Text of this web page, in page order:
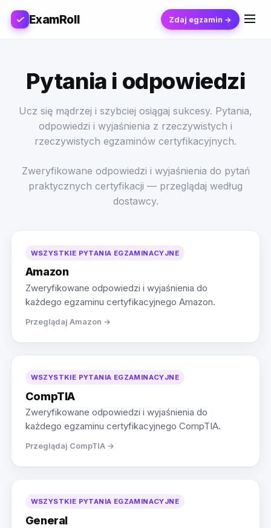
ExamRoll Zdaj egzamin →
Pytania i odpowiedzi
Ucz się mądrzej i szybciej osiągaj sukcesy. Pytania,
odpowiedzi i wyjaśnienia z rzeczywistych i
rzeczywistych egzaminów certyfikacyjnych.
Zweryfikowane odpowiedzi i wyjaśnienia do pytań
praktycznych certyfikacji — przeglądaj według
dostawcy.
WSZYSTKIE PYTANIA EGZAMINACYJNE
Amazon
Zweryfikowane odpowiedzi i wyjaśnienia do
każdego egzaminu certyfikacyjnego Amazon.
Przeglądaj Amazon →
WSZYSTKIE PYTANIA EGZAMINACYJNE
CompTIA
Zweryfikowane odpowiedzi i wyjaśnienia do
każdego egzaminu certyfikacyjnego CompTIA.
Przeglądaj CompTIA →
WSZYSTKIE PYTANIA EGZAMINACYJNE
General